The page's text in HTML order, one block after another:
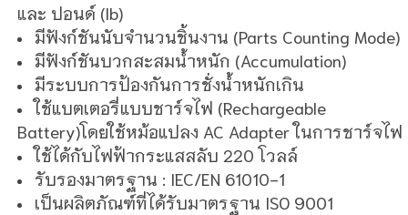
และ ปอนด์ (lb)
มีฟังก์ชันนับจำนวนชิ้นงาน (Parts Counting Mode)
มีฟังก์ชันบวกสะสมน้ำหนัก (Accumulation)
มีระบบการป้องกันการชั่งน้ำหนักเกิน
ใช้แบตเตอรี่แบบชาร์จไฟ (Rechargeable
Battery)โดยใช้หม้อแปลง AC Adapter ในการชาร์จไฟ
ใช้ได้กับไฟฟ้ากระแสสลับ 220 โวลล์
รับรองมาตรฐาน : IEC/EN 61010-1
เป็นผลิตภัณฑ์ที่ได้รับมาตรฐาน ISO 9001